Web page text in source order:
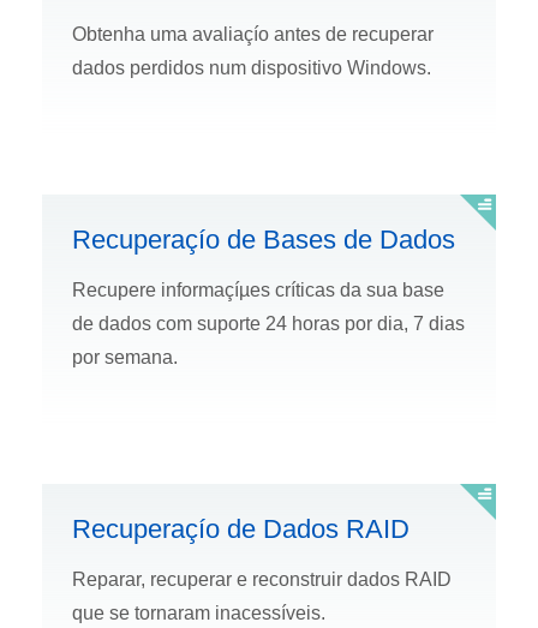
Obtenha uma avaliaçío antes de recuperar
dados perdidos num dispositivo Windows.
Recuperaçío de Bases de Dados
Recupere informaçíµes crí­ticas da sua base
de dados com suporte 24 horas por dia, 7 dias
por semana.
Recuperaçío de Dados RAID
Reparar, recuperar e reconstruir dados RAID
que se tornaram inacessí­veis.